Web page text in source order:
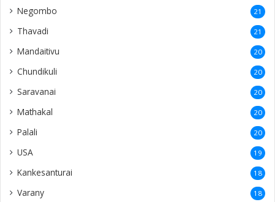
Negombo 21
Thavadi 21
Mandaitivu 20
Chundikuli 20
Saravanai 20
Mathakal 20
Palali 20
USA 19
Kankesanturai 18
Varany 18